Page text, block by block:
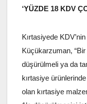
‘YÜZDE 18 KDV
Kırtasiyede
Küçükarzuman,
düşürülmeli ya da
kırtasiye
olan kırtasiye